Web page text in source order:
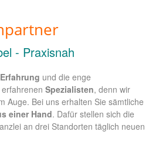
- Praxisnah
Erfahrung und die enge
Spezialisten, denn wir
Auge. Bei uns erhalten Sie sämtliche
einer Hand. Dafür stellen sich die
an drei Standorten täglich neuen